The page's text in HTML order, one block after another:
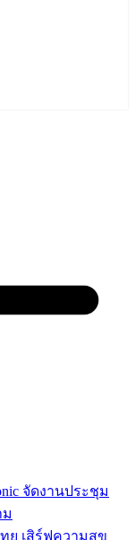
จัดงานประชุม
ทย เสิร์ฟความสุข